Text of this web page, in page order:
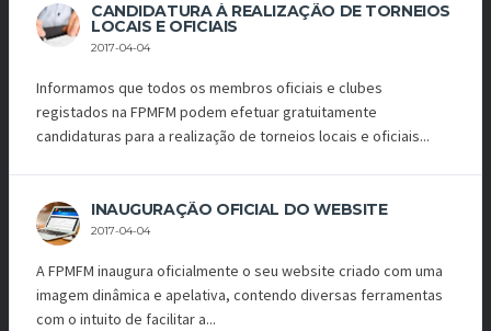
CANDIDATURA À REALIZAÇÃO DE TORNEIOS
LOCAIS E OFICIAIS
2017-04-04
Informamos que todos os membros oficiais e clubes
registados na FPMFM podem efetuar gratuitamente
candidaturas para a realização de torneios locais e oficiais...
INAUGURAÇÃO OFICIAL DO WEBSITE
2017-04-04
A FPMFM inaugura oficialmente o seu website criado com uma
imagem dinâmica e apelativa, contendo diversas ferramentas
com o intuito de facilitar a...